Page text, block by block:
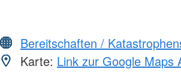
Bereitschaften /
Karte: Link zur Google Maps